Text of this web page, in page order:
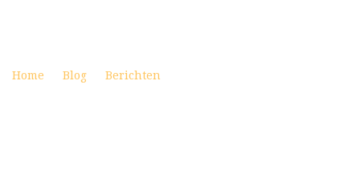
Home Blog Berichten